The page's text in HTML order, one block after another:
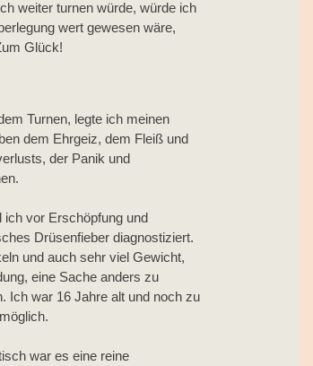
weiter turnen würde, würde ich
wert gewesen wäre,
Glück!
Turnen, legte ich meinen
dem Ehrgeiz, dem Fleiß und
der Panik und
ich vor Erschöpfung und
Drüsenfieber diagnostiziert.
und auch sehr viel Gewicht,
eine Sache anders zu
Ich war 16 Jahre alt und noch zu
war es eine reine